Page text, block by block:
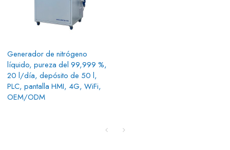
Generador de nitrógeno
líquido, pureza del 99,999 %,
20 l/día, depósito de 50 l,
PLC, pantalla HMI, 4G, WiFi,
OEM/ODM